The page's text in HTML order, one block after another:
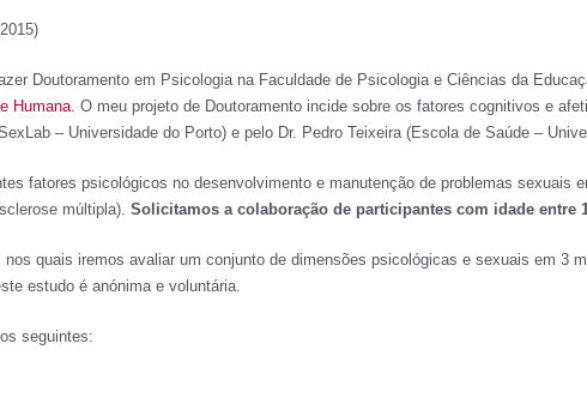
Doutoramento em Psicologia na Faculdade de Psicologia e Ciências da
Humana. O meu projeto de Doutoramento incide sobre os fatores cognitivos e
– Universidade do Porto) e pelo Dr. Pedro Teixeira (Escola de Saúde –
fatores psicológicos no desenvolvimento e manutenção de problemas sexuais
múltipla). Solicitamos a colaboração de participantes com idade entre
quais iremos avaliar um conjunto de dimensões psicológicas e sexuais em 3
estudo é anónima e voluntária.
seguintes: